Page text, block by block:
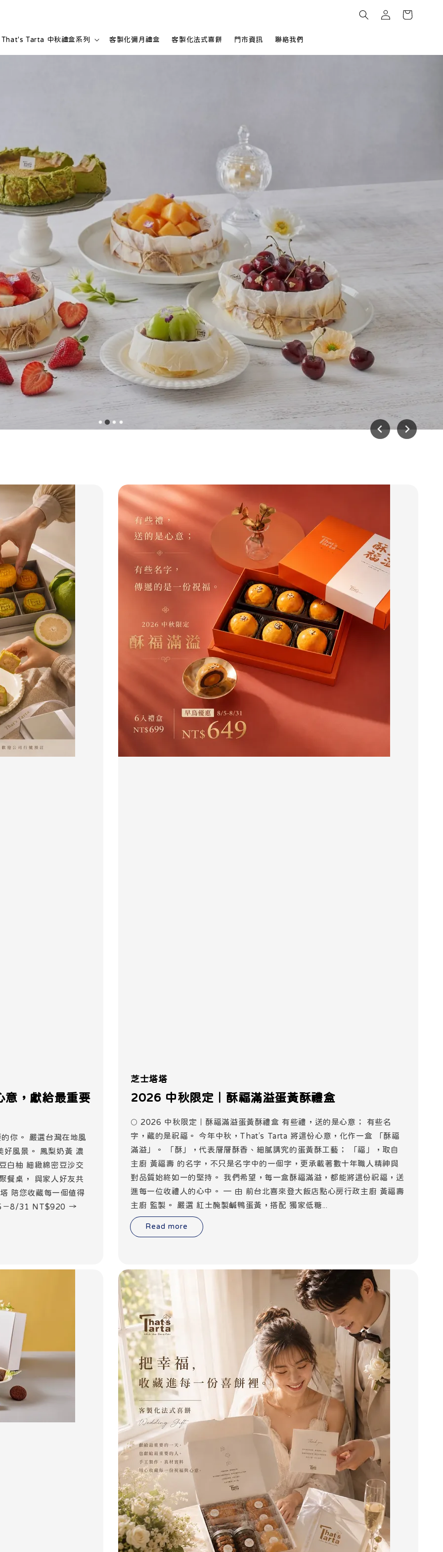
That's Tarta 中秋禮盒系列 客製化彌月禮盒 客製化法式喜餅 門市資訊 聯絡我們
意，獻給最重要
你。 嚴選台灣在地風
好風景。 鳳梨奶黃 濃
白柚 細緻綿密豆沙交
餐桌， 與家人好友共
陪您收藏每一個值得
5－8/31 NT$920 →
芝士塔塔
2026 中秋限定｜酥福滿溢蛋黃酥禮盒
🌕 2026 中秋限定｜酥福滿溢蛋黃酥禮盒 有些禮，送的是心意； 有些名
字，藏的是祝福。 今年中秋，That’s Tarta 將這份心意，化作一盒 「酥福
滿溢」。 「酥」，代表層層酥香、細膩講究的蛋黃酥工藝； 「福」，取自
主廚 黃福壽 的名字，不只是名字中的一個字，更承載著數十年職人精神與
對品質始終如一的堅持。 我們希望，每一盒酥福滿溢，都能將這份祝福，送
進每一位收禮人的心中。 — 由 前台北喜來登大飯店點心房行政主廚 黃福壽
主廚 監製。 嚴選 紅土醃製鹹鴨蛋黃，搭配 獨家低糖...
Read more